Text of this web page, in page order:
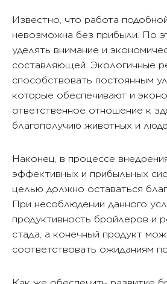
Известно, что работа
невозможна без прибыли. По
уделять внимание и
составляющей. Экологичные
способствовать постоянным
которые обеспечивают и
ответственное отношение к
благополучию животных и
Наконец, в процессе
эффективных и прибыльных
целью должно оставаться
При несоблюдении данного
продуктивность бройлеров и
стада, а конечный продукт
соответствовать ожиданиям